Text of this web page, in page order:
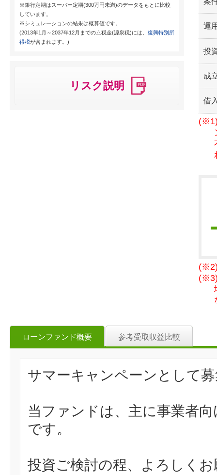
※銀行定期はスーパー定期(300万円未満)のデータをもとに比較
しています。
※シミュレーションの結果は概算値です。
(2013年1月～2037年12月までの△税金(源泉税)には、 復興特別所
得税が含まれます。)
リスク説明
運
投
成
借
(※1)
(※2)
(※3)
ローンファンド概要 参考受取収益比較
サマーキャンペーンとして
当ファンドは、主に事業者
です。
投資ご検討の程、よろしく